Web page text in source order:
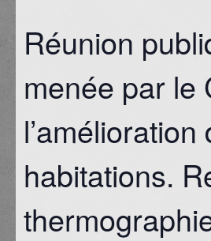
Réunion
menée par le
habitations.